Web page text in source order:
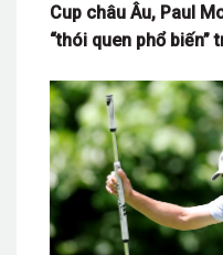
Cup châu Âu, Paul
“thói quen phổ biến”